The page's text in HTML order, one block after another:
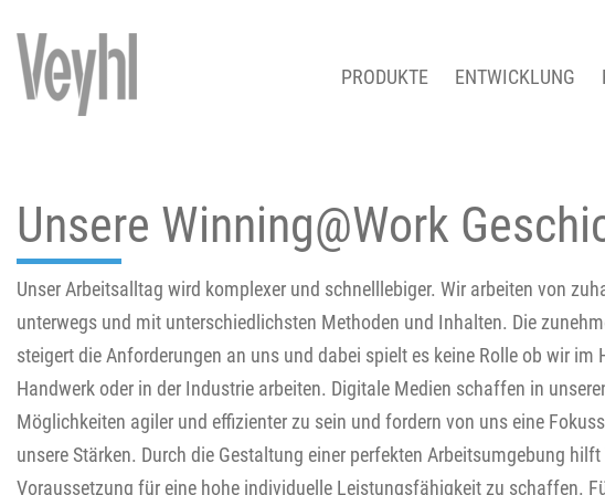
PRODUKTE ENTWICKLUNG
Unsere Winning@Work
Unser Arbeitsalltag wird komplexer und schnelllebiger. Wir arbeiten von
unterwegs und mit unterschiedlichsten Methoden und Inhalten. Die
steigert die Anforderungen an uns und dabei spielt es keine Rolle ob wir im
Handwerk oder in der Industrie arbeiten. Digitale Medien schaffen in
Möglichkeiten agiler und effizienter zu sein und fordern von uns eine
unsere Stärken. Durch die Gestaltung einer perfekten Arbeitsumgebung
Voraussetzung für eine hohe individuelle Leistungsfähigkeit zu schaffen.